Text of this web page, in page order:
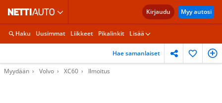
Kirjaudu Myy autosi
Haku Uusimmat Liikkeet Pikalinkit Lisää
Hae samanlaiset
Myydään Volvo XC60 Ilmoitus